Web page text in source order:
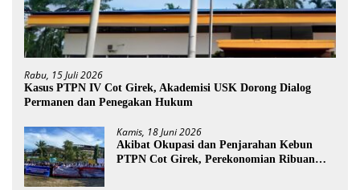
Rabu, 15 Juli 2026
Kasus PTPN IV Cot Girek, Akademisi USK Dorong Dialog
Permanen dan Penegakan Hukum
Kamis, 18 Juni 2026
Akibat Okupasi dan Penjarahan Kebun
PTPN Cot Girek, Perekonomian Ribuan